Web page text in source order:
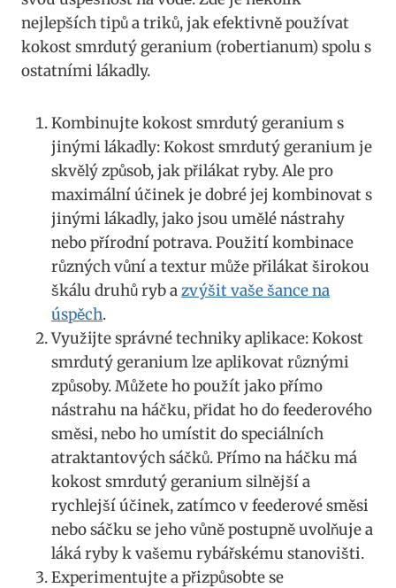
nejlepších tipů ⁣a ⁣triků, jak efektivně používat⁤
kokost smrdutý geranium ⁣(robertianum) ‌spolu s
⁤ostatními ‍lákadly.
Kombinujte kokost smrdutý ‌geranium s
⁤jinými lákadly: Kokost smrdutý geranium je
skvělý způsob, ⁤jak přilákat ryby. ⁣Ale pro⁣
maximální účinek je dobré jej kombinovat s
jinými​ lákadly, jako ‌jsou umělé nástrahy
nebo přírodní potrava.⁤ Použití kombinace
různých vůní a textur může přilákat ⁣širokou
škálu druhů ryb azvýšit vaše⁢ šance na
‌úspěch.
Využijte správné techniky ⁢aplikace: Kokost
‍smrdutý geranium‍ lze aplikovat různými
způsoby. Můžete ho použít⁢ jako přímo
nástrahu na háčku, přidat ​ho​ do feederového
‍směsi, nebo ho umístit do speciálních
atraktantových sáčků. Přímo na háčku má
kokost⁤ smrdutý geranium silnější a⁣
rychlejší účinek, zatímco v feederové směsi
nebo sáčku‍ se jeho ⁢vůně postupně uvolňuje a
láká ryby k vašemu rybářskému stanovišti.
Experimentujte a ‌přizpůsobte se